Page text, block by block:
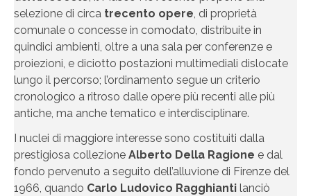
selezione di circa trecento opere, di proprietà
comunale o concesse in comodato, distribuite in
quindici ambienti, oltre a una sala per conferenze e
proiezioni, e diciotto postazioni multimediali dislocate
lungo il percorso; l’ordinamento segue un criterio
cronologico a ritroso dalle opere più recenti alle più
antiche, ma anche tematico e interdisciplinare.
I nuclei di maggiore interesse sono costituiti dalla
prestigiosa collezione Alberto Della Ragione e dal
fondo pervenuto a seguito dell’alluvione di Firenze del
1966, quando Carlo Ludovico Ragghianti lanciò